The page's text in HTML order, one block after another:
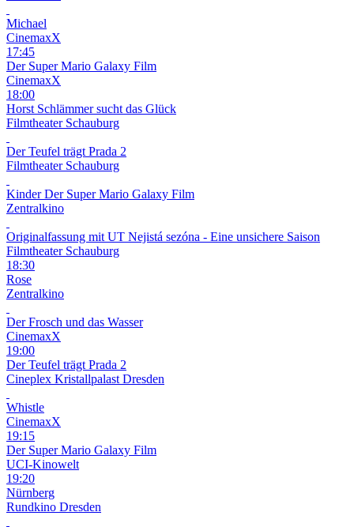
Michael
CinemaxX
17:45
Der Super Mario Galaxy Film
CinemaxX
18:00
Horst Schlämmer sucht das Glück
Filmtheater Schauburg
Der Teufel trägt Prada 2
Filmtheater Schauburg
Kinder Der Super Mario Galaxy Film
Zentralkino
Originalfassung mit UT Nejistá sezóna - Eine unsichere Saison
Filmtheater Schauburg
18:30
Rose
Zentralkino
Der Frosch und das Wasser
CinemaxX
19:00
Der Teufel trägt Prada 2
Cineplex Kristallpalast Dresden
Whistle
CinemaxX
19:15
Der Super Mario Galaxy Film
UCI-Kinowelt
19:20
Nürnberg
Rundkino Dresden